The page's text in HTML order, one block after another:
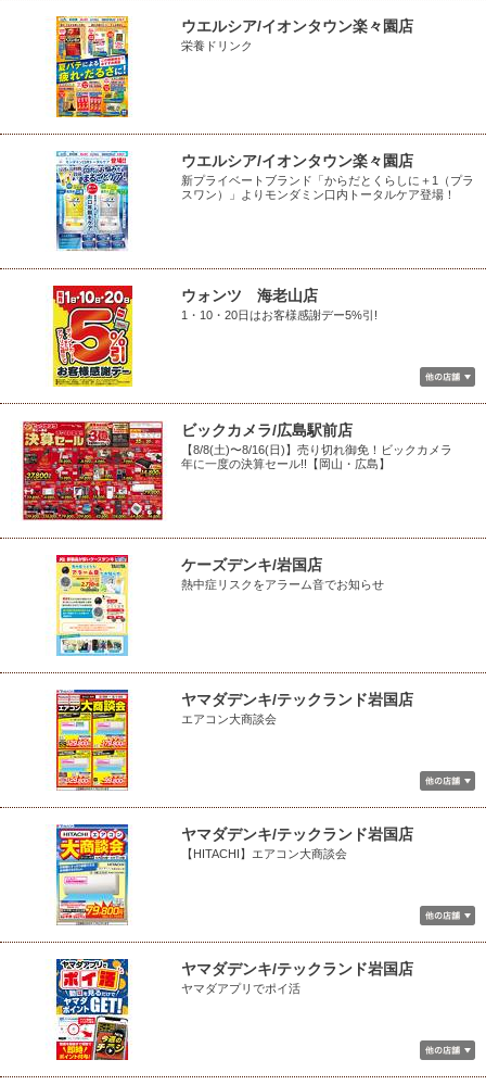
ウエルシア/イオンタウン楽々園店
栄養ドリンク
ウエルシア/イオンタウン楽々園店
新プライベートブランド「からだとくらしに＋1（プラ
スワン）」よりモンダミン口内トータルケア登場！
ウォンツ 海老山店
1・10・20日はお客様感謝デー5%引!
ビックカメラ/広島駅前店
【8/8(土)〜8/16(日)】売り切れ御免！ビックカメラ
年に一度の決算セール!!【岡山・広島】
ケーズデンキ/岩国店
熱中症リスクをアラーム音でお知らせ
ヤマダデンキ/テックランド岩国店
エアコン大商談会
ヤマダデンキ/テックランド岩国店
【HITACHI】エアコン大商談会
ヤマダデンキ/テックランド岩国店
ヤマダアプリでポイ活